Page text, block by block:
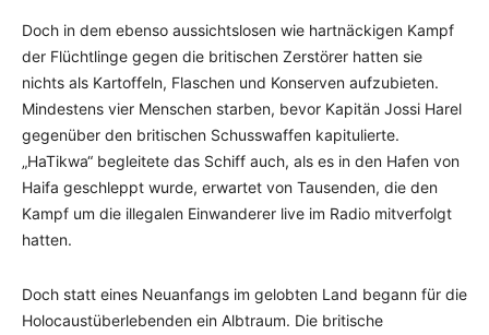
Doch in dem ebenso aussichtslosen wie hartnäckigen Kampf
der Flüchtlinge gegen die britischen Zerstörer hatten sie
nichts als Kartoffeln, Flaschen und Konserven aufzubieten.
Mindestens vier Menschen starben, bevor Kapitän Jossi Harel
gegenüber den britischen Schusswaffen kapitulierte.
„HaTikwa“ begleitete das Schiff auch, als es in den Hafen von
Haifa geschleppt wurde, erwartet von Tausenden, die den
Kampf um die illegalen Einwanderer live im Radio mitverfolgt
hatten.
Doch statt eines Neuanfangs im gelobten Land begann für die
Holocaustüberlebenden ein Albtraum. Die britische